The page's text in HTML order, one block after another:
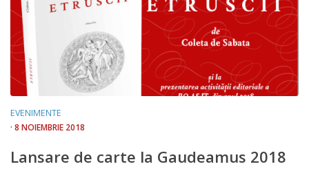
EVENIMENTE
· 8 NOIEMBRIE 2018
Lansare de carte la Gaudeamus 2018